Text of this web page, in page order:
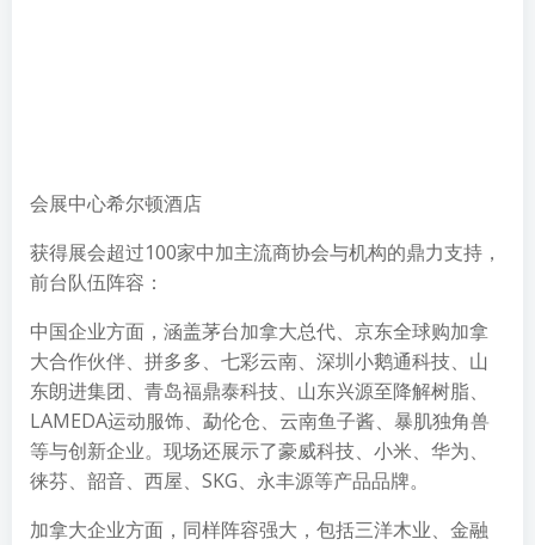
会展中心希尔顿酒店
获得展会超过100家中加主流商协会与机构的鼎力支持，
前台队伍阵容：
中国企业方面，涵盖茅台加拿大总代、京东全球购加拿
大合作伙伴、拼多多、七彩云南、深圳小鹅通科技、山
东朗进集团、青岛福鼎泰科技、山东兴源至降解树脂、
LAMEDA运动服饰、勐伦仓、云南鱼子酱、暴肌独角兽
等与创新企业。现场还展示了豪威科技、小米、华为、
徕芬、韶音、西屋、SKG、永丰源等产品品牌。
加拿大企业方面，同样阵容强大，包括三洋木业、金融